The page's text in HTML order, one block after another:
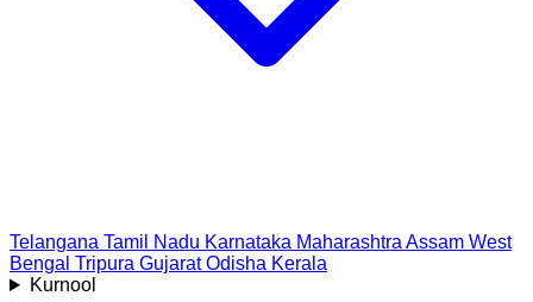
Telangana Tamil Nadu Karnataka Maharashtra Assam West
Bengal Tripura Gujarat Odisha Kerala
Kurnool